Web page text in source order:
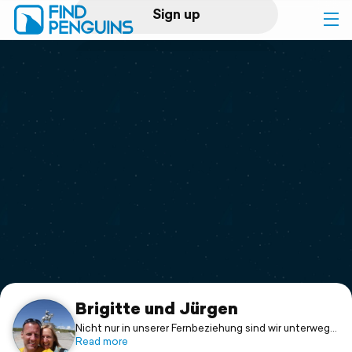
Sign up
Log in
Print a book
Flyover video
Support
Brigitte und Jürgen
Nicht nur in unserer Fernbeziehung sind wir unterwegs,
sondern auch um unseren geistigen Horizont durch
Read more